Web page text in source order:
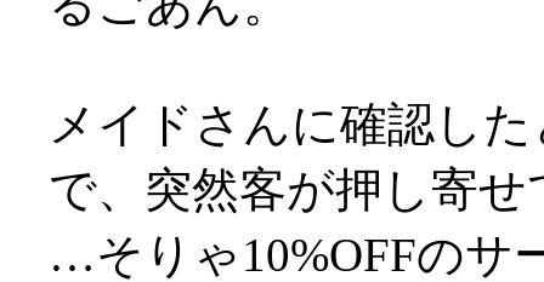
メイドさんに確認し
で、突然客が押し寄
…そりゃ10%OFFのサ